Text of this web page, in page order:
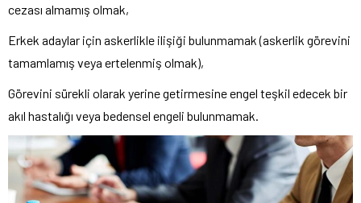
cezası almamış olmak,
Erkek adaylar için askerlikle ilişiği bulunmamak (askerlik görevini
tamamlamış veya ertelenmiş olmak),
Görevini sürekli olarak yerine getirmesine engel teşkil edecek bir
akıl hastalığı veya bedensel engeli bulunmamak.